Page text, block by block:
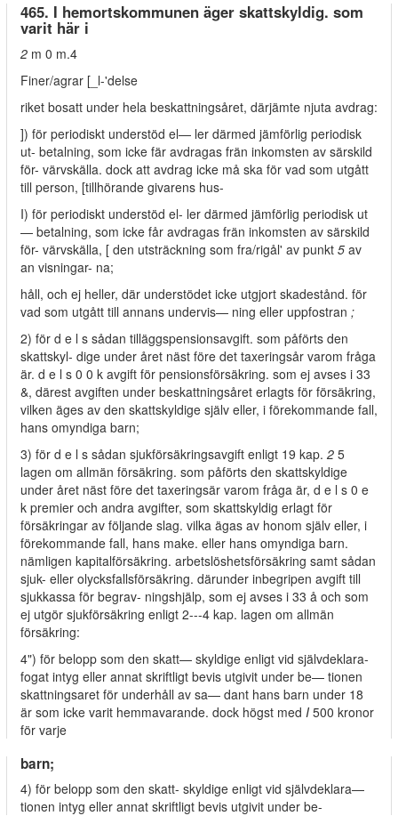
465. I hemortskommunen äger skattskyldig. som
varit här i
2 m 0 m.4
Finer/agrar [_l-'delse
riket bosatt under hela beskattningsåret, därjämte njuta avdrag:
]) för periodiskt understöd el— ler därmed jämförlig periodisk
ut- betalning, som icke fär avdragas frän inkomsten av särskild
för- värvskälla. dock att avdrag icke må ska för vad som utgått
till person, [tillhörande givarens hus-
I) för periodiskt understöd el- ler därmed jämförlig periodisk ut
— betalning, som icke får avdragas frän inkomsten av särskild
för- värvskälla, [ den utsträckning som fra/rigål' av punkt 5 av
an visningar- na;
håll, och ej heller, där understödet icke utgjort skadestånd. för
vad som utgått till annans undervis— ning eller uppfostran ;
2) för d e l s sådan tilläggspensionsavgift. som påförts den
skattskyl- dige under året näst före det taxeringsår varom fråga
är. d e l s 0 0 k avgift för pensionsförsäkring. som ej avses i 33
&, därest avgiften under beskattningsåret erlagts för försäkring,
vilken äges av den skattskyldige själv eller, i förekommande fall,
hans omyndiga barn;
3) för d e l s sådan sjukförsäkringsavgift enligt 19 kap. 2 5
lagen om allmän försäkring. som påförts den skattskyldige
under året näst före det taxeringsär varom fråga är, d e l s 0 e
k premier och andra avgifter, som skattskyldig erlagt för
försäkringar av följande slag. vilka ägas av honom själv eller, i
förekommande fall, hans make. eller hans omyndiga barn.
nämligen kapitalförsäkring. arbetslöshetsförsäkring samt sådan
sjuk- eller olycksfallsförsäkring. därunder inbegripen avgift till
sjukkassa för begrav- ningshjälp, som ej avses i 33 å och som
ej utgör sjukförsäkring enligt 2---4 kap. lagen om allmän
försäkring:
4") för belopp som den skatt— skyldige enligt vid självdeklara-
fogat intyg eller annat skriftligt bevis utgivit under be— tionen
skattningsaret för underhåll av sa— dant hans barn under 18
är som icke varit hemmavarande. dock högst med I 500 kronor
för varje
barn;
4) för belopp som den skatt- skyldige enligt vid självdeklara—
tionen intyg eller annat skriftligt bevis utgivit under be-